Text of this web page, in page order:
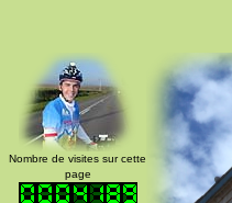
Nombre de visites sur cette
page